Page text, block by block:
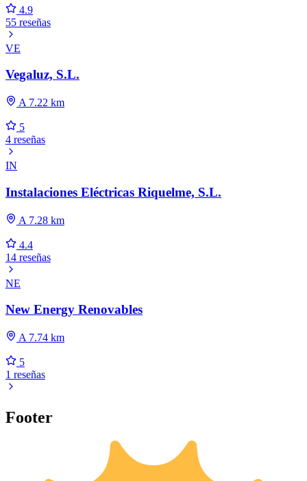
4.9
55 reseñas
VE
Vegaluz, S.L.
A 7.22 km
5
4 reseñas
IN
Instalaciones Eléctricas Riquelme, S.L.
A 7.28 km
4.4
14 reseñas
NE
New Energy Renovables
A 7.74 km
5
1 reseñas
Footer